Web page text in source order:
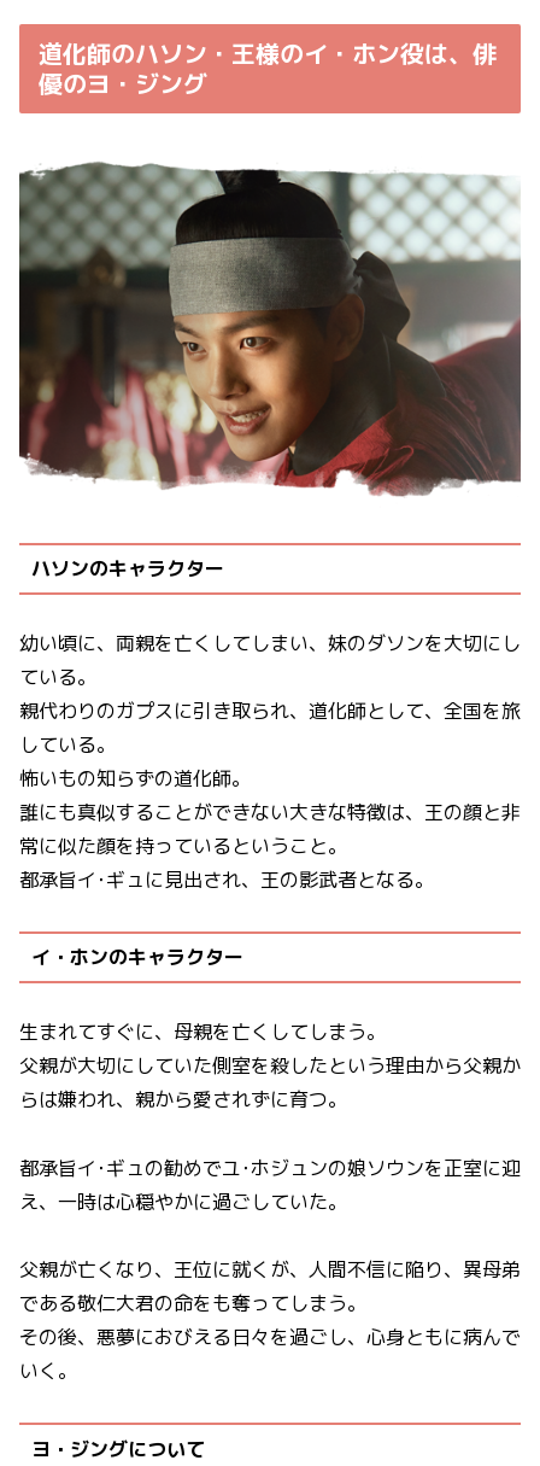
道化師のハソン・王様のイ・ホン役は、俳
優のヨ・ジング
ハソンのキャラクター
幼い頃に、両親を亡くしてしまい、妹のダソンを大切にし
ている。
親代わりのガプスに引き取られ、道化師として、全国を旅
している。
怖いもの知らずの道化師。
誰にも真似することができない大きな特徴は、王の顔と非
常に似た顔を持っているということ。
都承旨イ･ギュに見出され、王の影武者となる。
イ・ホンのキャラクター
生まれてすぐに、母親を亡くしてしまう。
父親が大切にしていた側室を殺したという理由から父親か
らは嫌われ、親から愛されずに育つ。
都承旨イ･ギュの勧めでユ･ホジュンの娘ソウンを正室に迎
え、一時は心穏やかに過ごしていた。
父親が亡くなり、王位に就くが、人間不信に陥り、異母弟
である敬仁大君の命をも奪ってしまう。
その後、悪夢におびえる日々を過ごし、心身ともに病んで
いく。
ヨ・ジングについて